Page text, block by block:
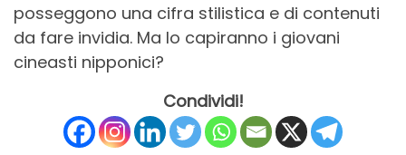
posseggono una cifra stilistica e di contenuti
da fare invidia. Ma lo capiranno i giovani
cineasti nipponici?
Condividi!